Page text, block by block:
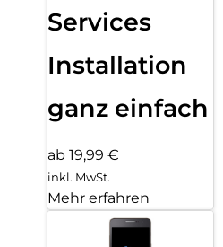
Services
Installation
ganz einfach
ab 19,99 €
inkl. MwSt.
Mehr erfahren